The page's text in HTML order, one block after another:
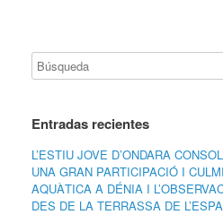
Entradas recientes
L’ESTIU JOVE D’ONDARA
UNA GRAN PARTICIPACIÓ I
AQUÀTICA A DÉNIA I
DES DE LA TERRASSA DE